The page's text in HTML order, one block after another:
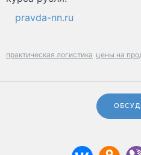
pravda-nn.ru
практическая логистика цены на